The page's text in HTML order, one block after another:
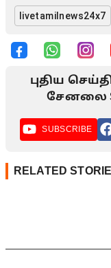
livetamilnews24x7
புதிய
சேனலை
SUBSCRIBE
RELATED